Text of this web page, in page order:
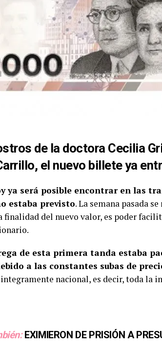
de la doctora Cecilia
el nuevo billete ya
ya será posible encontrar en las
estaba previsto. La semana pasada
finalidad del nuevo valor, es poder
de esta primera tanda estaba
a las constantes subas de
nacional, es decir, toda la
EXIMIERON DE PRISIÓN A